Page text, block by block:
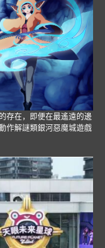
存在，即便在最遙遠的邊
作解謎類銀河惡魔城遊戲